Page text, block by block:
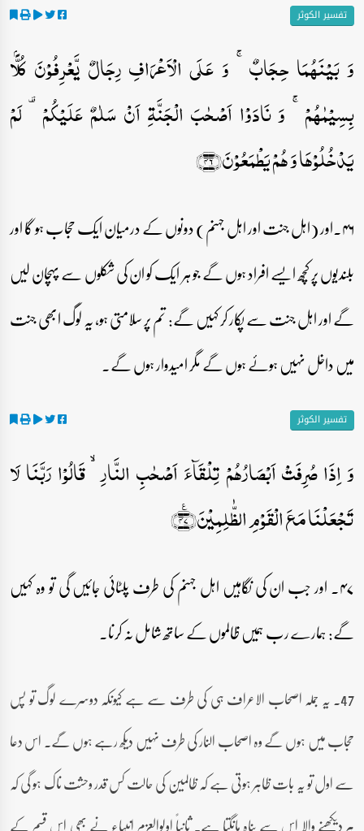
تفسیر الکوثر
وَ بَیۡنَہُمَا حِجَابٌ ۚ وَ عَلَی الۡاَعۡرَافِ رِجَالٌ یَّعۡرِفُوۡنَ کُلًّۢا
بِسِیۡمٰہُمۡ ۚ وَ نَادَوۡا اَصۡحٰبَ الۡجَنَّۃِ اَنۡ سَلٰمٌ عَلَیۡکُمۡ ۟ لَمۡ
یَدۡخُلُوۡہَا وَ ہُمۡ یَطۡمَعُوۡنَ﴿۴۶﴾
۴۶۔اور (اہل جنت اور اہل جہنم) دونوں کے درمیان ایک حجاب ہو گا اور
بلندیوں پر کچھ ایسے افراد ہوں گے جو ہر ایک کو ان کی شکلوں سے پہچان لیں
گے اور اہل جنت سے پکار کر کہیں گے: تم پر سلامتی ہو، یہ لوگ ابھی جنت
میں داخل نہیں ہوئے ہوں گے مگر امیدوار ہوں گے۔
تفسیر الکوثر
وَ اِذَا صُرِفَتۡ اَبۡصَارُہُمۡ تِلۡقَآءَ اَصۡحٰبِ النَّارِ ۙ قَالُوۡا رَبَّنَا لَا
تَجۡعَلۡنَا مَعَ الۡقَوۡمِ الظّٰلِمِیۡنَ﴿٪۴۷﴾
۴۷۔ اور جب ان کی نگاہیں اہل جہنم کی طرف پلٹائی جائیں گی تو وہ کہیں
گے: ہمارے رب ہمیں ظالموں کے ساتھ شامل نہ کرنا۔
47۔ یہ جملہ اصحاب الاعراف ہی کی طرف سے ہے کیونکہ دوسرے لوگ تو پس
حجاب میں ہوں گے وہ اصحاب النار کی طرف نہیں دیکھ رہے ہوں گے۔ اس دعا
سے اول تو یہ بات ظاہر ہوتی ہے کہ ظالمین کی حالت کس قدر وحشت ناک ہو گی کہ